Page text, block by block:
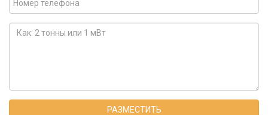
РАЗМЕСТИТЬ